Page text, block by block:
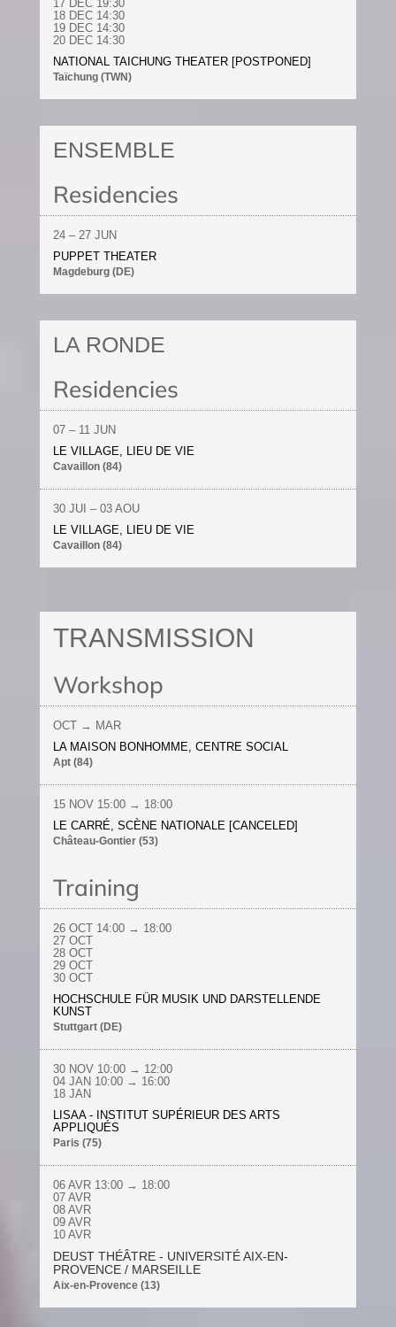
17 DEC19:30
18 DEC14:30
19 DEC14:30
20 DEC14:30
NATIONAL TAICHUNG THEATER [POSTPONED]
Taïchung (TWN)
ENSEMBLE
Residencies
24 – 27 JUN
PUPPET THEATER
Magdeburg (DE)
LA RONDE
Residencies
07 – 11 JUN
LE VILLAGE, LIEU DE VIE
Cavaillon (84)
30 JUI – 03 AOU
LE VILLAGE, LIEU DE VIE
Cavaillon (84)
TRANSMISSION
Workshop
OCT→ MAR
LA MAISON BONHOMME, CENTRE SOCIAL
Apt (84)
15 NOV 15:00 → 18:00
LE CARRÉ, SCÈNE NATIONALE [CANCELED]
Château-Gontier (53)
Training
26 OCT 14:00 → 18:00
27 OCT
28 OCT
29 OCT
30 OCT
HOCHSCHULE FÜR MUSIK UND DARSTELLENDE
KUNST
Stuttgart (DE)
30 NOV 10:00 → 12:00
04 JAN 10:00 → 16:00
18 JAN
LISAA - INSTITUT SUPÉRIEUR DES ARTS
APPLIQUÉS
Paris (75)
06 AVR 13:00 → 18:00
07 AVR
08 AVR
09 AVR
10 AVR
DEUST THÉÂTRE - UNIVERSITÉ AIX-EN-
PROVENCE / MARSEILLE
Aix-en-Provence (13)